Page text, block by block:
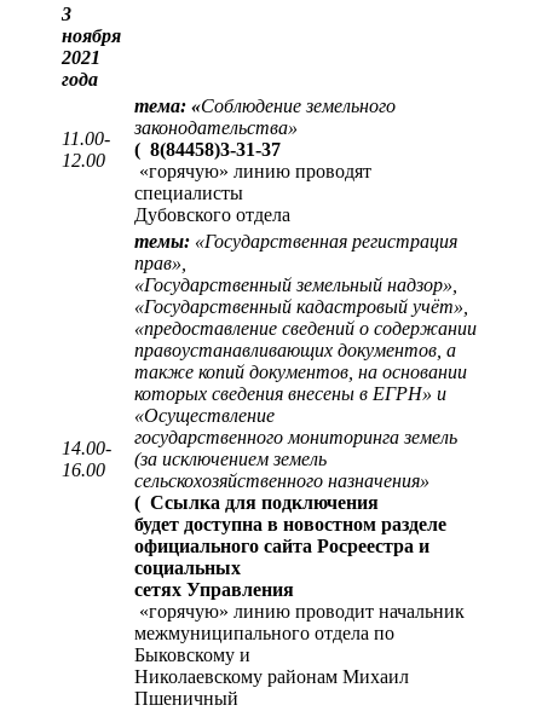
3
ноября
2021
года
11.00-
12.00
тема: «Соблюдение земельного
законодательства»
( 8(84458)3-31-37
«горячую» линию проводят
специалисты
Дубовского отдела
14.00-
16.00
темы: «Государственная регистрация
прав»,
«Государственный земельный надзор»,
«Государственный кадастровый учёт»,
«предоставление сведений о содержании
правоустанавливающих документов, а
также копий документов, на основании
которых сведения внесены в ЕГРН» и
«Осуществление
государственного мониторинга земель
(за исключением земель
сельскохозяйственного назначения»
( Ссылка для подключения
будет доступна в новостном разделе
официального сайта Росреестра и
социальных
сетях Управления
«горячую» линию проводит начальник
межмуниципального отдела по
Быковскому и
Николаевскому районам Михаил
Пшеничный